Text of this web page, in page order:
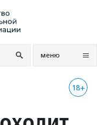
меню
18+